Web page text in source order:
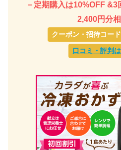
－定期購入は10%OFF
2,400円分
クーポン・招待コー
口コミ・評判